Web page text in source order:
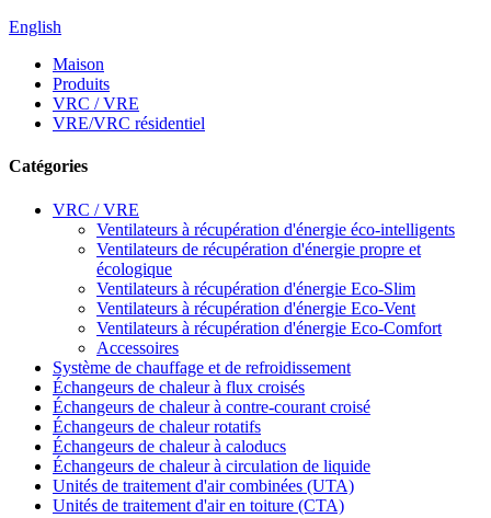
English
Maison
Produits
VRC / VRE
VRE/VRC résidentiel
Catégories
VRC / VRE
Ventilateurs à récupération d'énergie éco-intelligents
Ventilateurs de récupération d'énergie propre et
écologique
Ventilateurs à récupération d'énergie Eco-Slim
Ventilateurs à récupération d'énergie Eco-Vent
Ventilateurs à récupération d'énergie Eco-Comfort
Accessoires
Système de chauffage et de refroidissement
Échangeurs de chaleur à flux croisés
Échangeurs de chaleur à contre-courant croisé
Échangeurs de chaleur rotatifs
Échangeurs de chaleur à caloducs
Échangeurs de chaleur à circulation de liquide
Unités de traitement d'air combinées (UTA)
Unités de traitement d'air en toiture (CTA)